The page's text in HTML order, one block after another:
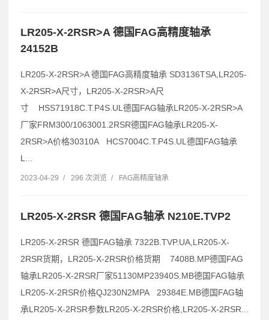
LR205-X-2RSR>A 德国FAG高精度轴承
24152B
LR205-X-2RSR>A 德国FAG高精度轴承 SD3136TSA,LR205-
X-2RSR>A尺寸，LR205-X-2RSR>A尺
寸 HSS71918C.T.P4S.UL德国FAG轴承LR205-X-2RSR>A
厂家FRM300/1063001.2RSR德国FAG轴承LR205-X-
2RSR>A价格30310A HCS7004C.T.P4S.UL德国FAG轴承
L...
2023-04-29 / 296 次浏览 / FAG高精度轴承
LR205-X-2RSR 德国FAG轴承 N210E.TVP2
LR205-X-2RSR 德国FAG轴承 7322B.TVP.UA,LR205-X-
2RSR货期，LR205-X-2RSR价格货期 7408B.MP德国FAG
轴承LR205-X-2RSR厂家51130MP23940S.MB德国FAG轴承
LR205-X-2RSR价格QJ230N2MPA 29384E.MB德国FAG轴
承LR205-X-2RSR参数LR205-X-2RSR价格,LR205-X-2RSR...